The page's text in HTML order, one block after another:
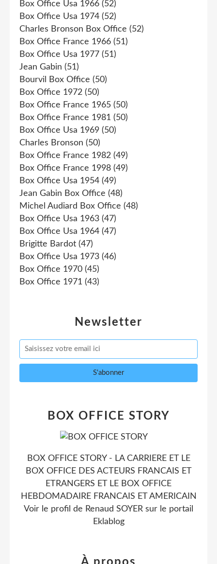
Newsletter
Box Office Usa 1966 (52)
Box Office Usa 1974 (52)
Charles Bronson Box Office (52)
Box Office France 1966 (51)
Box Office Usa 1977 (51)
Jean Gabin (51)
Bourvil Box Office (50)
Box Office 1972 (50)
Box Office France 1965 (50)
Box Office France 1981 (50)
Box Office Usa 1969 (50)
Charles Bronson (50)
Box Office France 1982 (49)
Box Office France 1998 (49)
Box Office Usa 1954 (49)
Jean Gabin Box Office (48)
Michel Audiard Box Office (48)
Box Office Usa 1963 (47)
Box Office Usa 1964 (47)
Brigitte Bardot (47)
Box Office Usa 1973 (46)
Box Office 1970 (45)
Box Office 1971 (43)
BOX OFFICE STORY
BOX OFFICE STORY - LA CARRIERE ET LE
BOX OFFICE DES ACTEURS FRANCAIS ET
ETRANGERS ET LE BOX OFFICE
HEBDOMADAIRE FRANCAIS ET AMERICAIN
Voir le profil de Renaud SOYER sur le portail
Eklablog